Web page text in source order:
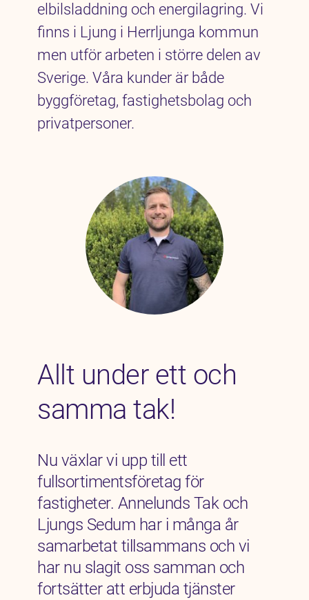
elbilsladdning och energilagring. Vi
finns i Ljung i Herrljunga kommun
men utför arbeten i större delen av
Sverige. Våra kunder är både
byggföretag, fastighetsbolag och
privatpersoner.
Allt under ett och
samma tak!
Nu växlar vi upp till ett
fullsortimentsföretag för
fastigheter. Annelunds Tak och
Ljungs Sedum har i många år
samarbetat tillsammans och vi
har nu slagit oss samman och
fortsätter att erbjuda tjänster